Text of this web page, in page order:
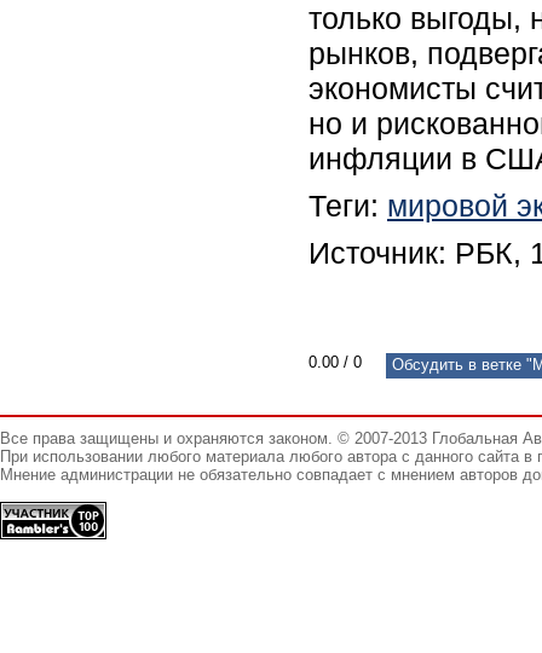
только выгоды,
рынков,
экономисты
но и
инфляции в
Теги: мировой
Источник: РБК,
0.00 / 0 Обсудить в ветке
Все права защищены и охраняются законом. © 2007-2013 Глобальная
При использовании любого материала любого автора с данного сайта
Мнение администрации не обязательно совпадает с мнением авторов